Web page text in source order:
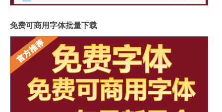
免费可商用字体批量下载